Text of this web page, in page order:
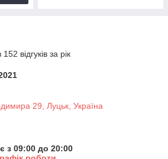
відгуків за рік
29, Луцьк, Україна
з 09:00 до 20:00